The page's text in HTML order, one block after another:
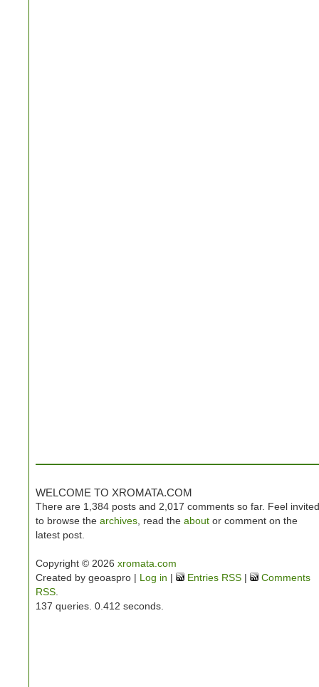
WELCOME TO XROMATA.COM
There are 1,384 posts and 2,017 comments so far. Feel invited
to browse the archives , read the about or comment on the
latest post.
Copyright © 2026 xromata.com
Created by geoaspro | Log in | Entries RSS |
Comments
RSS
137 queries. 0.412 seconds.